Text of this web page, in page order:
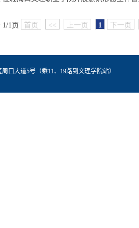
1/1页 首页 << 上一页 1 下一页
口大道5号（乘11、19路到文理学院站）